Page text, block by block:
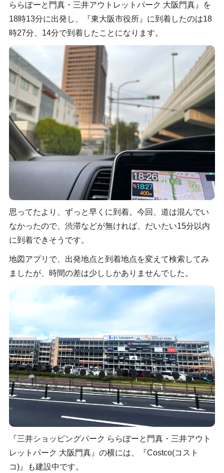
ららぽーと門真・三井アウトレットパーク 大阪門真』を
18時13分に出発し、『東大阪市役所』に到着したのは18
時27分、14分で到着したことになります。
思ってたより、ずっと早くに到着。今回、道は混んでい
なかったので、渋滞などが無ければ、だいたい15分以内
に到着できそうです。
地図アプリで、出発地点と到着地点を変えて検索してみ
ましたが、時間の差は少ししかありませんでした。
『三井ショッピングパーク ららぽーと門真・三井アウト
レットパーク 大阪門真』の横には、『Costco(コスト
コ)』も建設中です。